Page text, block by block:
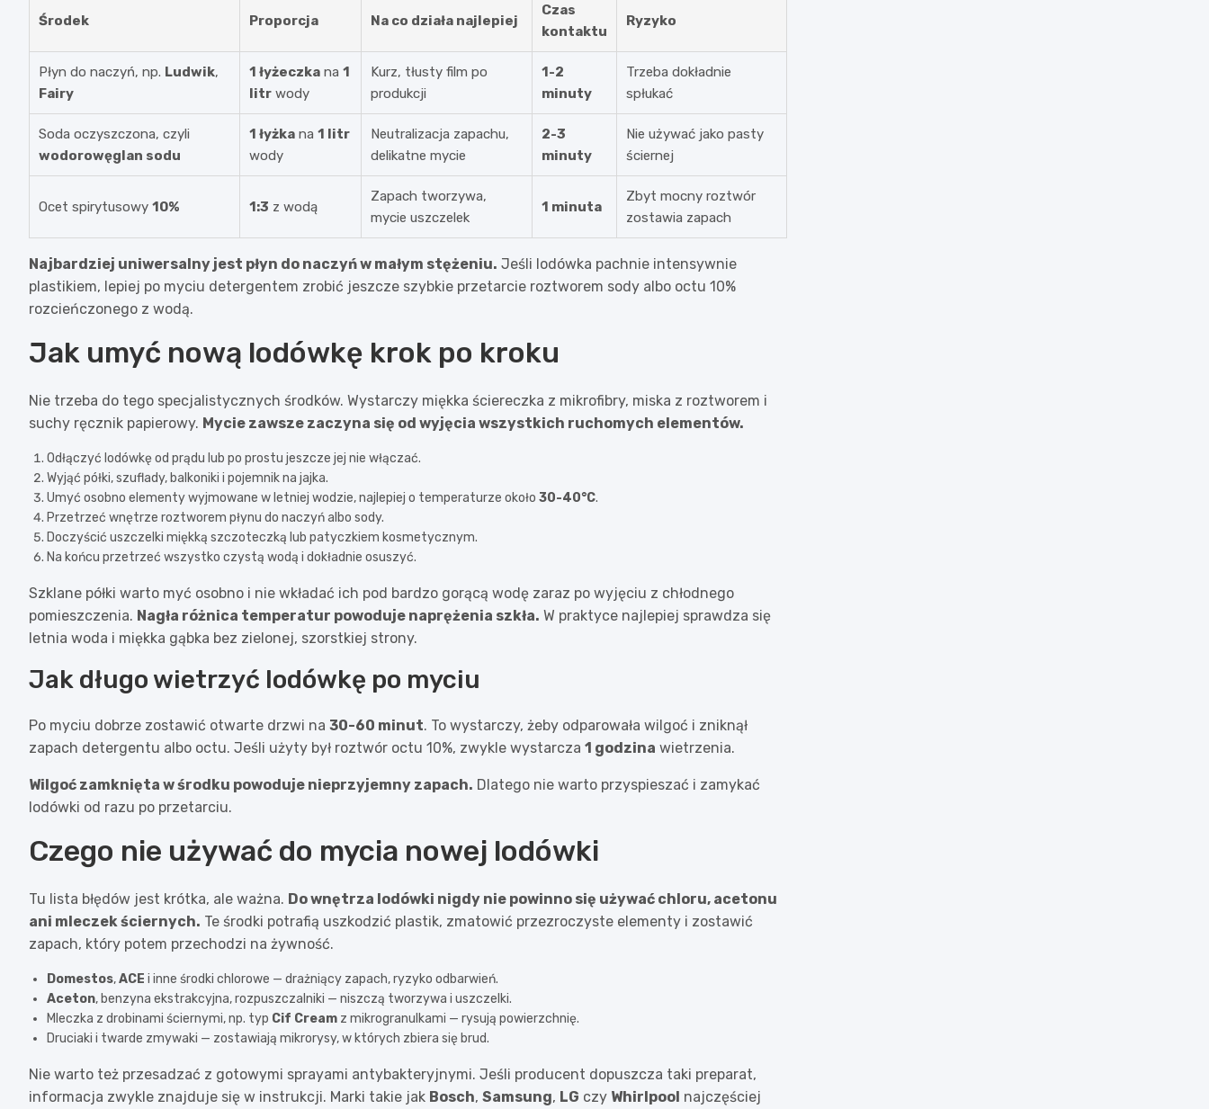
Środek Proporcja Na co działa najlepiej
Czas
kontaktu
Ryzyko
Płyn do naczyń, np. Ludwik,
Fairy
1 łyżeczka na 1
litr wody
Kurz, tłusty film po
produkcji
1-2
minuty
Trzeba dokładnie
spłukać
Soda oczyszczona, czyli
wodorowęglan sodu
1 łyżka na 1 litr
wody
Neutralizacja zapachu,
delikatne mycie
2-3
minuty
Nie używać jako pasty
ściernej
Ocet spirytusowy 10% 1:3 z wodą
Zapach tworzywa,
mycie uszczelek
1 minuta
Zbyt mocny roztwór
zostawia zapach
Najbardziej uniwersalny jest płyn do naczyń w małym stężeniu. Jeśli lodówka pachnie intensywnie
plastikiem, lepiej po myciu detergentem zrobić jeszcze szybkie przetarcie roztworem sody albo octu 10%
rozcieńczonego z wodą.
Jak umyć nową lodówkę krok po kroku
Nie trzeba do tego specjalistycznych środków. Wystarczy miękka ściereczka z mikrofibry, miska z roztworem i
suchy ręcznik papierowy. Mycie zawsze zaczyna się od wyjęcia wszystkich ruchomych elementów.
Odłączyć lodówkę od prądu lub po prostu jeszcze jej nie włączać.
Wyjąć półki, szuflady, balkoniki i pojemnik na jajka.
Umyć osobno elementy wyjmowane w letniej wodzie, najlepiej o temperaturze około 30-40°C.
Przetrzeć wnętrze roztworem płynu do naczyń albo sody.
Doczyścić uszczelki miękką szczoteczką lub patyczkiem kosmetycznym.
Na końcu przetrzeć wszystko czystą wodą i dokładnie osuszyć.
Szklane półki warto myć osobno i nie wkładać ich pod bardzo gorącą wodę zaraz po wyjęciu z chłodnego
pomieszczenia. Nagła różnica temperatur powoduje naprężenia szkła. W praktyce najlepiej sprawdza się
letnia woda i miękka gąbka bez zielonej, szorstkiej strony.
Jak długo wietrzyć lodówkę po myciu
Po myciu dobrze zostawić otwarte drzwi na 30-60 minut. To wystarczy, żeby odparowała wilgoć i zniknął
zapach detergentu albo octu. Jeśli użyty był roztwór octu 10%, zwykle wystarcza 1 godzina wietrzenia.
Wilgoć zamknięta w środku powoduje nieprzyjemny zapach. Dlatego nie warto przyspieszać i zamykać
lodówki od razu po przetarciu.
Czego nie używać do mycia nowej lodówki
Tu lista błędów jest krótka, ale ważna. Do wnętrza lodówki nigdy nie powinno się używać chloru, acetonu
ani mleczek ściernych. Te środki potrafią uszkodzić plastik, zmatowić przezroczyste elementy i zostawić
zapach, który potem przechodzi na żywność.
Domestos,ACE i inne środki chlorowe — drażniący zapach, ryzyko odbarwień.
Aceton, benzyna ekstrakcyjna, rozpuszczalniki — niszczą tworzywa i uszczelki.
Mleczka z drobinami ściernymi, np. typ Cif Cream z mikrogranulkami — rysują powierzchnię.
Druciaki i twarde zmywaki — zostawiają mikrorysy, w których zbiera się brud.
Nie warto też przesadzać z gotowymi sprayami antybakteryjnymi. Jeśli producent dopuszcza taki preparat,
informacja zwykle znajduje się w instrukcji. Marki takie jak Bosch, Samsung, LG czy Whirlpool najczęściej